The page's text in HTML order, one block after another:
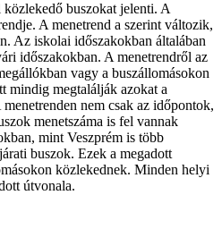
buszokat jelenti. A
A menetrend a szerint változik,
Az iskolai időszakokban általában
időszakokban. A menetrendről az
vagy a buszállomásokon
mindig megtalálják azokat a
nem csak az időpontok,
menetszáma is fel vannak
mint Veszprém is több
buszok. Ezek a megadott
közlekednek. Minden helyi
útvonala.